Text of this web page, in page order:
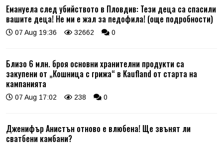
Емануела след убийството в Пловдив: Тези деца са спасили
вашите деца! Не ми е жал за педофила! (още подробности)
07 Aug 19:36 32662 0
Близо 6 млн. броя основни хранителни продукти са
закупени от „Кошница с грижа“ в Kaufland от старта на
кампанията
07 Aug 17:02 238 0
Дженифър Анистън отново е влюбена! Ще звънят ли
сватбени камбани?